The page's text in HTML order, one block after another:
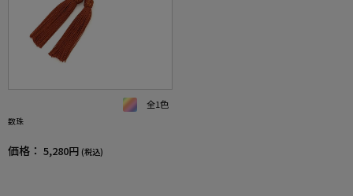
全1色
数珠
価格： 5,280円 (税込)